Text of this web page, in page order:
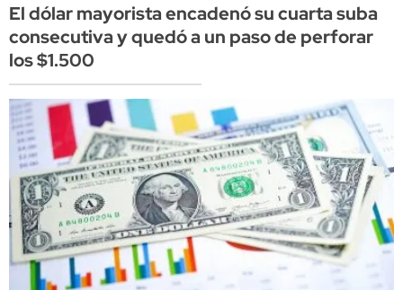
El dólar mayorista encadenó su cuarta suba
consecutiva y quedó a un paso de perforar
los $1.500